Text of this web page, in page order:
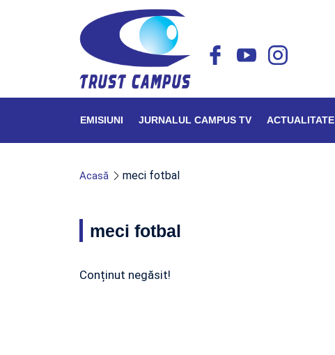
EMISIUNI JURNALUL CAMPUS TV ACTUALITATE
Acasă meci fotbal
meci fotbal
Conținut negăsit!